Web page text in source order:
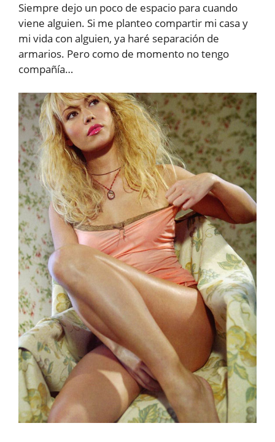
Siempre dejo un poco de espacio para cuando
viene alguien. Si me planteo compartir mi casa y
mi vida con alguien, ya haré separación de
armarios. Pero como de momento no tengo
compañía…